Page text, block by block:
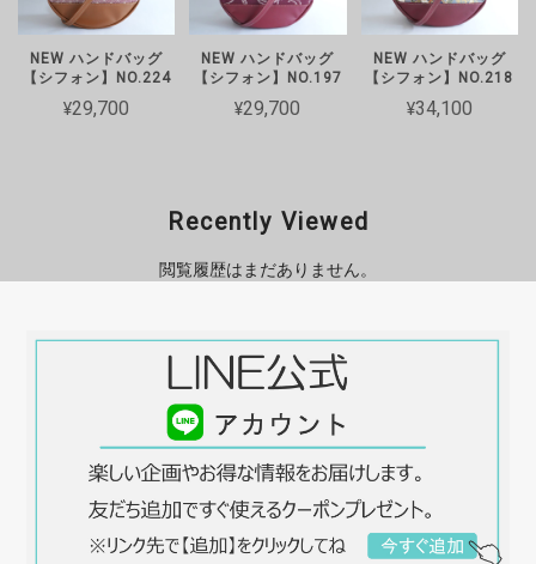
店長のフシイです。この度は数ある中か
らZIZZのバッグをお選びいただき、誠
にありがとうございます。 せっかく見
つけていただいた第一希望のボディバッ
お迎えいただき、「丁寧な縫製でとても
カッコいい」「大切に使わせていただき
ます」という温かいお言葉が何よりの励
ございましたらよろしくお願いいたしま
す。
ストラップ【ミスト】NO.224
NEW ハンドバッグ
【シフォン】NO.224
¥29,700
NEW ハンドバッグ
【シフォン】NO.197
¥29,700
NEW ハンドバッグ
【シフォン】NO.218
¥34,100
Recently Viewed
閲覧履歴はまだありません。